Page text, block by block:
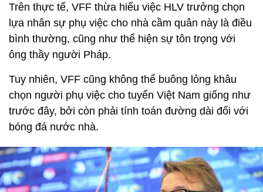
Trên thực tế, VFF thừa hiểu việc HLV trưởng chọn
lựa nhân sự phụ việc cho nhà cầm quân này là điều
bình thường, cũng như thể hiện sự tôn trọng với
ông thầy người Pháp.
Tuy nhiên, VFF cũng không thể buông lỏng khâu
chọn người phụ việc cho tuyển Việt Nam giống như
trước đây, bởi còn phải tính toán đường dài đối với
bóng đá nước nhà.